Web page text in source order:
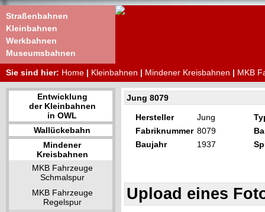
Straßenbahnen
Kleinbahnen
Werkbahnen
Museumsbahnen
Sie sind hier: Home | Kleinbahnen | Mindener Kreisbahnen | MKB
Entwicklung
der Kleinbahnen
in OWL
Wallückebahn
Mindener
Kreisbahnen
MKB Fahrzeuge
Schmalspur
MKB Fahrzeuge
Regelspur
Jung 8079
Hersteller Jung
Fabriknummer 8079
Baujahr
1937
Upload eines